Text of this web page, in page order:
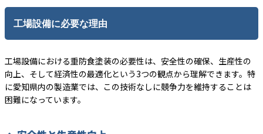
工場設備に必要な理由
工場設備における重防食塗装の必要性は、安全性の確保、生産性の
向上、そして経済性の最適化という3つの観点から理解できます。特
に愛知県内の製造業では、この技術なしに競争力を維持することは
困難になっています。